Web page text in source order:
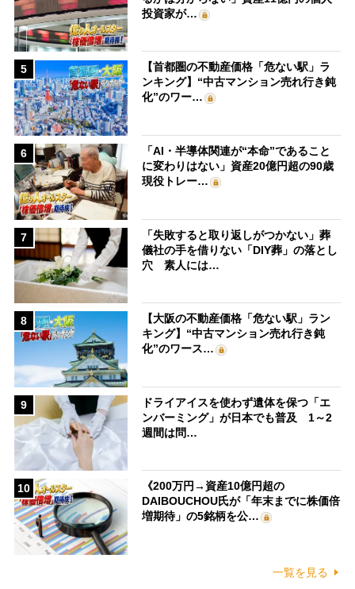
投資家が…
5
【首都圏の不動産価格「危ない駅」ラ
ンキング】“中古マンション売れ行き鈍
化”のワー…
6
「AI・半導体関連が“本命”であること
に変わりはない」資産20億円超の90歳
現役トレー…
7
「失敗すると取り返しがつかない」葬
儀社の手を借りない「DIY葬」の落とし
穴 素人には…
8
【大阪の不動産価格「危ない駅」ラン
キング】“中古マンション売れ行き鈍
化”のワース…
9
ドライアイスを使わず遺体を保つ「エ
ンバーミング」が日本でも普及 1～2
週間は問…
10
《200万円→資産10億円超の
DAIBOUCHOU氏が「年末までに株価倍
増期待」の5銘柄を公…
一覧を見る